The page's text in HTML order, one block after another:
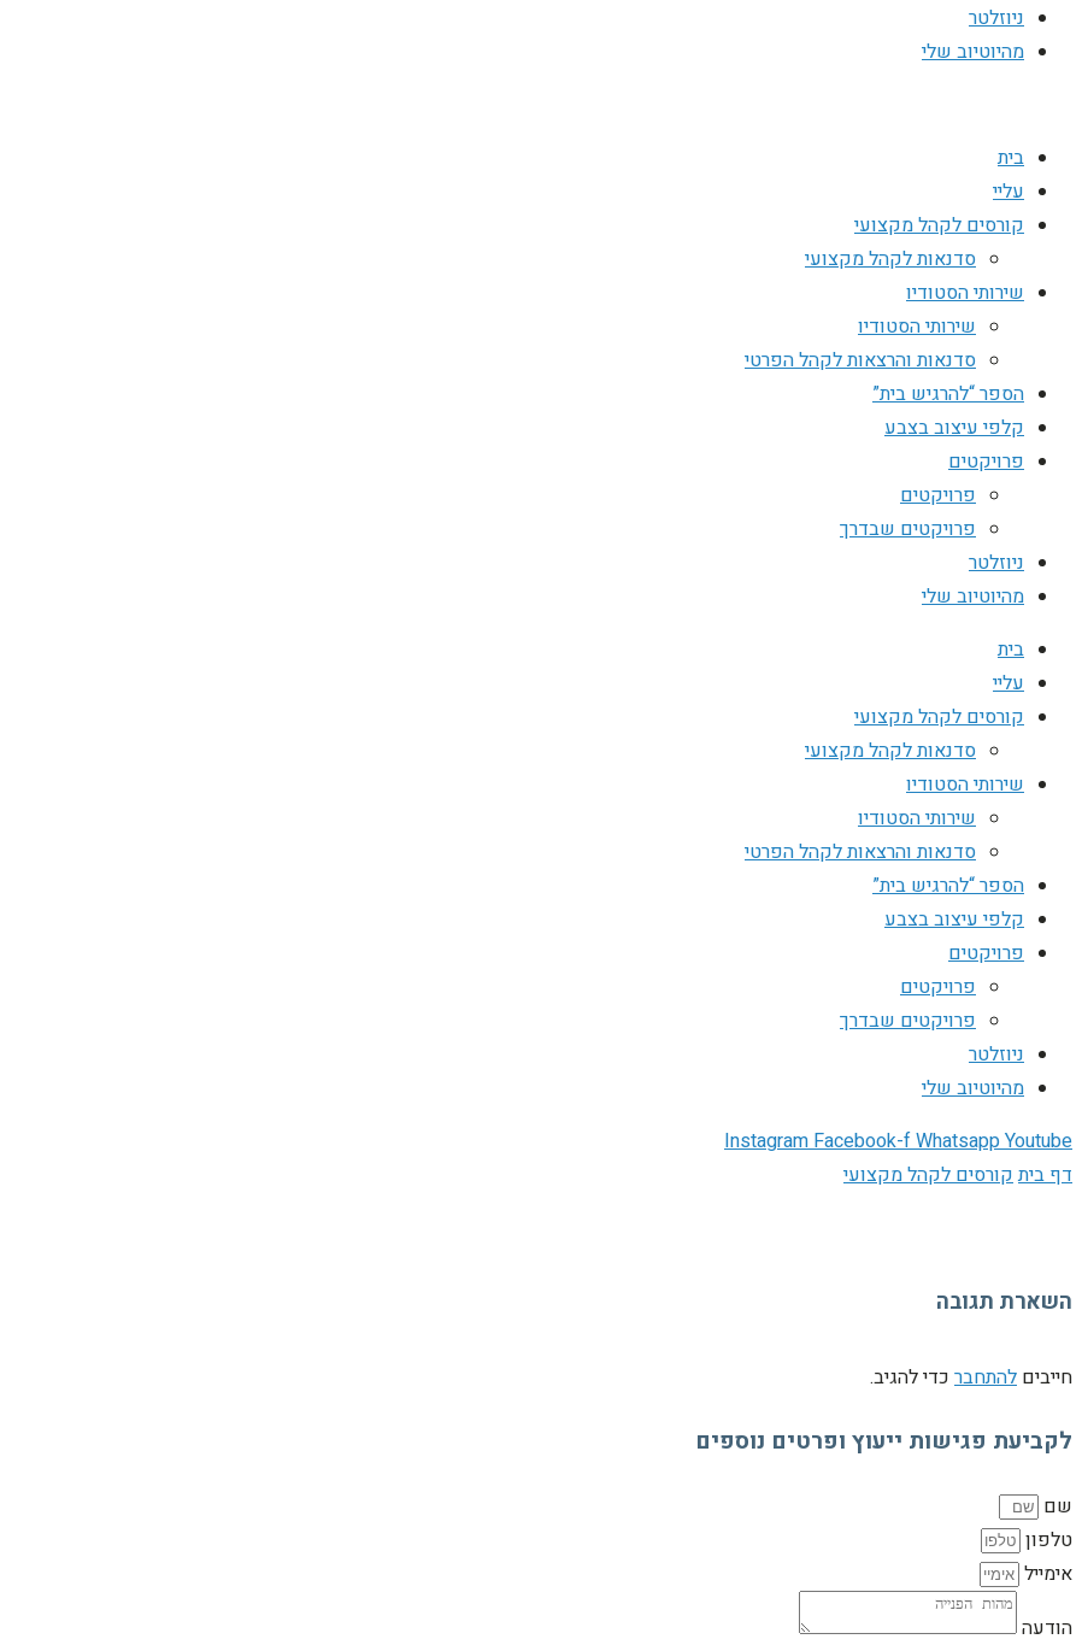
ניוזלטר
מהיוטיוב שלי
בית
עליי
קורסים לקהל מקצועי
סדנאות לקהל מקצועי
שירותי הסטודיו
שירותי הסטודיו
סדנאות והרצאות לקהל הפרטי
הספר “להרגיש בית”
קלפי עיצוב בצבע
פרויקטים
פרויקטים
פרויקטים שבדרך
ניוזלטר
מהיוטיוב שלי
בית
עליי
קורסים לקהל מקצועי
סדנאות לקהל מקצועי
שירותי הסטודיו
שירותי הסטודיו
סדנאות והרצאות לקהל הפרטי
הספר “להרגיש בית”
קלפי עיצוב בצבע
פרויקטים
פרויקטים
פרויקטים שבדרך
ניוזלטר
מהיוטיוב שלי
InstagramFacebook-fWhatsappYoutube
דף ביתקורסים לקהל מקצועי
השארת תגובה
חייבים להתחבר כדי להגיב.
לקביעת פגישות ייעוץ ופרטים נוספים
שם
טלפון
אימייל
הודעה